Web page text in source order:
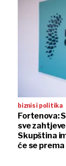
biznis i politika
Fortenova:
sve
Skupština
će se prema